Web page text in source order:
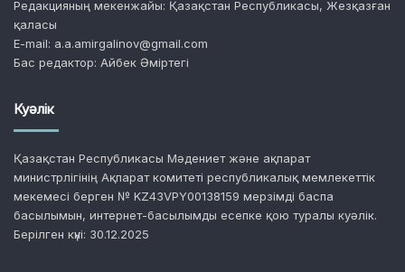
Редакцияның мекенжайы: Қазақстан Республикасы, Жезқазған
қаласы
E-mail: a.a.amirgalinov@gmail.com
Бас редактор: Айбек Әміртегі
Куәлік
Қазақстан Республикасы Мәдениет және ақпарат
министрлігінің Ақпарат комитеті республикалық мемлекеттік
мекемесі берген № KZ43VPY00138159 мерзімді баспа
басылымын, интернет-басылымды есепке қою туралы куәлік.
Берілген күні: 30.12.2025